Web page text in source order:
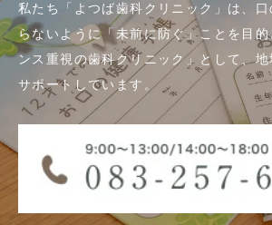
私たち「よつば歯科クリニック」は、
らないように「未前に防ぐ」ことを目
ンス重視の歯科クリニック」として、
サポートしています。